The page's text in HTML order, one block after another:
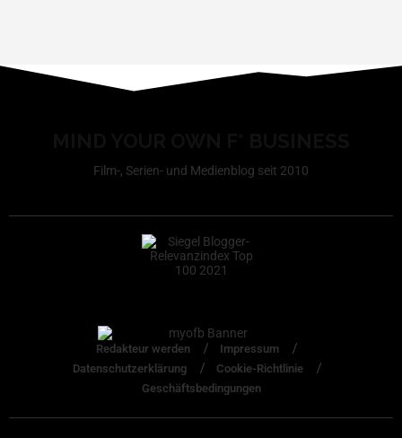
Film-, Serien- und Medienblog seit 2010
Redakteur werden
Impressum
Datenschutzerklärung
Cookie-Richtlinie
Geschäftsbedingungen